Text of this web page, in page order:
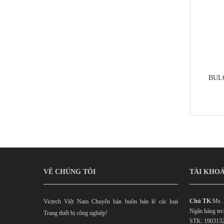
VỀ CHÚNG TÔI
Victech Việt Nam Chuyên bán buôn bán lẻ các loại
Trang thiết bị công nghiệp!
TÀI
Chủ TK:Ms.
Ngân hàng
STK: